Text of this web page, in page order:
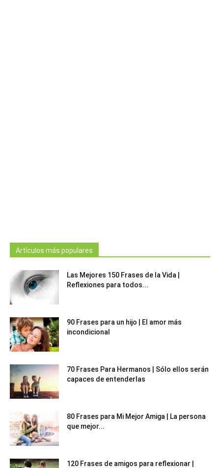
Artículos más populares
Las Mejores 150 Frases de la Vida |
Reflexiones para todos...
90 Frases para un hijo | El amor más
incondicional
70 Frases Para Hermanos | Sólo ellos serán
capaces de entenderlas
80 Frases para Mi Mejor Amiga | La persona
que mejor...
120 Frases de amigos para reflexionar |